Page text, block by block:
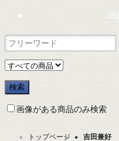
出
画像がある商品のみ検索
トップページ ＞ 吉田兼好